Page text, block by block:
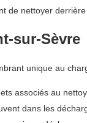
de nettoyer derrière
sur-Sèvre
unique au
associés au
dans les